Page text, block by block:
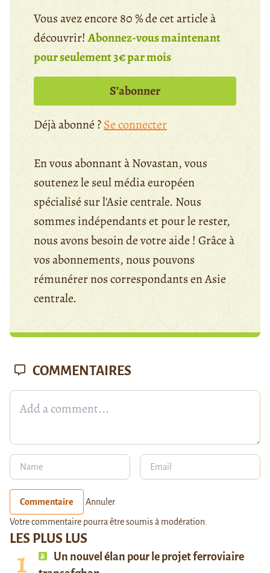
Vous avez encore 80 % de cet article à
découvrir!Abonnez-vous maintenant
pour seulement 3€ par mois
S’abonner
Déjà abonné ?Se connecter
En vous abonnant à Novastan, vous
soutenez le seul média européen
spécialisé sur l'Asie centrale. Nous
sommes indépendants et pour le rester,
nous avons besoin de votre aide ! Grâce à
vos abonnements, nous pouvons
rémunérer nos correspondants en Asie
centrale.
LES PLUS LUS
Un nouvel élan pour le projet ferroviaire
COMMENTAIRES
Commentaire Annuler
Votre commentaire pourra être soumis à modération.